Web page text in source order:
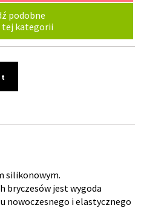
podobne
tej kategorii
silikonowym.
bryczesów jest wygoda
nowoczesnego i elastycznego